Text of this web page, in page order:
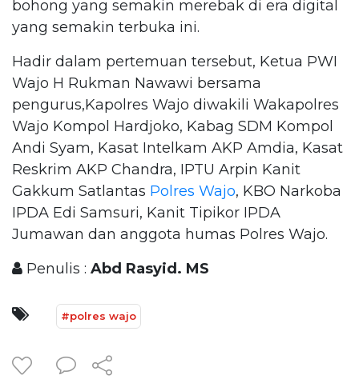
bohong yang semakin merebak di era digital
yang semakin terbuka ini.
Hadir dalam pertemuan tersebut, Ketua PWI
Wajo H Rukman Nawawi bersama
pengurus,Kapolres Wajo diwakili Wakapolres
Wajo Kompol Hardjoko, Kabag SDM Kompol
Andi Syam, Kasat Intelkam AKP Amdia, Kasat
Reskrim AKP Chandra, IPTU Arpin Kanit
Gakkum Satlantas Polres Wajo, KBO Narkoba
IPDA Edi Samsuri, Kanit Tipikor IPDA
Jumawan dan anggota humas Polres Wajo.
Penulis : Abd Rasyid. MS
#polres wajo